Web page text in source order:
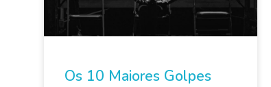
Os 10 Maiores Golpes